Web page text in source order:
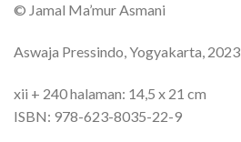
© Jamal Ma’mur Asmani
Aswaja Pressindo, Yogyakarta, 2023
xii + 240 halaman: 14,5 x 21 cm
ISBN: 978-623-8035-22-9